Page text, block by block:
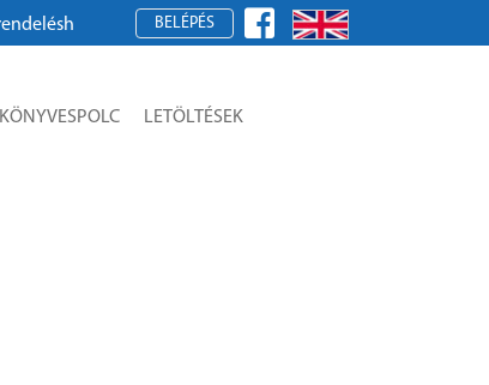
kérjük, regisztráljon!
BELÉPÉS
KÖNYVESPOLC LETÖLTÉSEK